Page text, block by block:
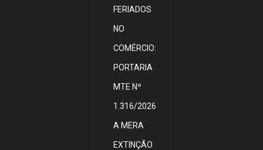
FERIADOS
NO
COMÉRCIO:
PORTARIA
MTE Nº
1.316/2026
A MERA
EXTINÇÃO